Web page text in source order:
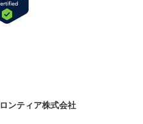
ンティア株式会社